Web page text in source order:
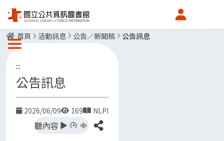
會員中心
選單按鈕
首頁 活動訊息 公告／新聞稿 公告訊息
:::
公告訊息
日期
2026/06/09 點閱數
169 發布單位
NLPI
聽內容 分享